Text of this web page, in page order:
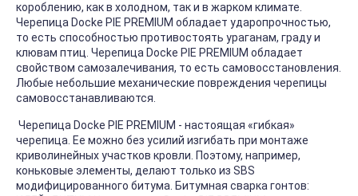
короблению, как в холодном, так и в жарком климате.
Черепица Docke PIE PREMIUM обладает ударопрочностью,
то есть способностью противостоять ураганам, граду и
клювам птиц. Черепица Docke PIE PREMIUM обладает
свойством самозалечивания, то есть самовосстановления.
Любые небольшие механические повреждения черепицы
самовосстанавливаются.
Черепица Docke PIE PREMIUM - настоящая «гибкая»
черепица. Ее можно без усилий изгибать при монтаже
криволинейных участков кровли. Поэтому, например,
коньковые элементы, делают только из SBS
модифицированного битума. Битумная сварка гонтов: